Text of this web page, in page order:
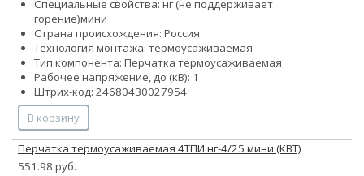
Специальные свойства: нг (не поддерживает
горение)мини
Страна происхождения: Россия
Технология монтажа: термоусаживаемая
Тип компонента: Перчатка термоусаживаемая
Рабочее напряжение, до (кВ): 1
Штрих-код: 24680430027954
В корзину
Перчатка термоусаживаемая 4ТПИ нг-4/25 мини (КВТ)
551.98 руб.